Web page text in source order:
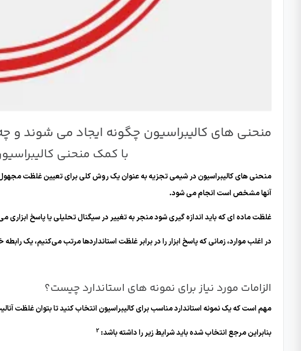
منحنی های کالیبراسیون چگونه ایجاد می شوند و چه
با کمک منحنی
منحنی های کالیبراسیون در شیمی تجزیه به عنوان یک روش کلی برای تعیین غلظت مجهول
آنها مشخص است انجام می شود.
غلظت ماده ای که باید اندازه گیری شود منجر به تغییر در سیگنال تحلیلی یا پاسخ
در اغلب موارد، زمانی که پاسخ ابزار را در برابر غلظت استانداردها مرتب می‌کنیم، یک
الزامات مورد نیاز برای نمونه های استاندارد چیست؟
مهم است که یک نمونه استاندارد مناسب برای کالیبراسیون انتخاب کنید تا بتوان غلظت
بنابراین مرجع انتخاب شده باید شرایط زیر را داشته باشد: 2